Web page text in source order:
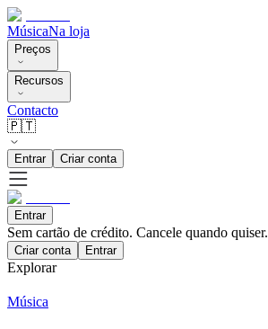
MúsicaNa loja
Preços
Recursos
Contacto
🇵🇹
Entrar Criar conta
Entrar
Sem cartão de crédito. Cancele quando quiser.
Criar conta Entrar
Explorar
Música